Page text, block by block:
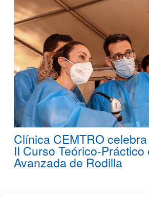
Clínica CEMTRO
II Curso Teórico-
Avanzada de Rodilla